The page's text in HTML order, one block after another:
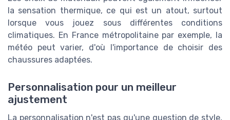
la sensation thermique, ce qui est un atout, surtout
lorsque vous jouez sous différentes conditions
climatiques. En France métropolitaine par exemple, la
météo peut varier, d'où l'importance de choisir des
chaussures adaptées.
Personnalisation pour un meilleur
ajustement
La personnalisation n'est pas qu'une question de style,